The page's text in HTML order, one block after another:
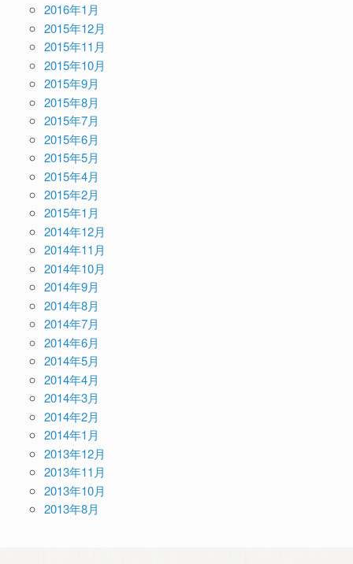
2016年1月
2015年12月
2015年11月
2015年10月
2015年9月
2015年8月
2015年7月
2015年6月
2015年5月
2015年4月
2015年2月
2015年1月
2014年12月
2014年11月
2014年10月
2014年9月
2014年8月
2014年7月
2014年6月
2014年5月
2014年4月
2014年3月
2014年2月
2014年1月
2013年12月
2013年11月
2013年10月
2013年8月